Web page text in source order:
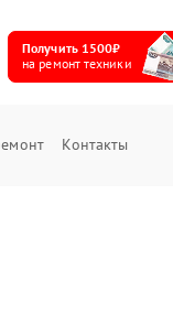
Получить 1500₽
на ремонт техники
Контакты